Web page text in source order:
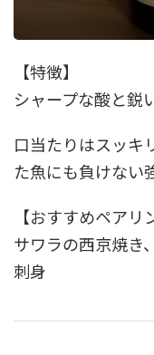
【特徴】
シャープな酸と鋭
口当たりはスッキ
た魚にも負けない
【おすすめペアリ
サワラの西京焼き
刺身